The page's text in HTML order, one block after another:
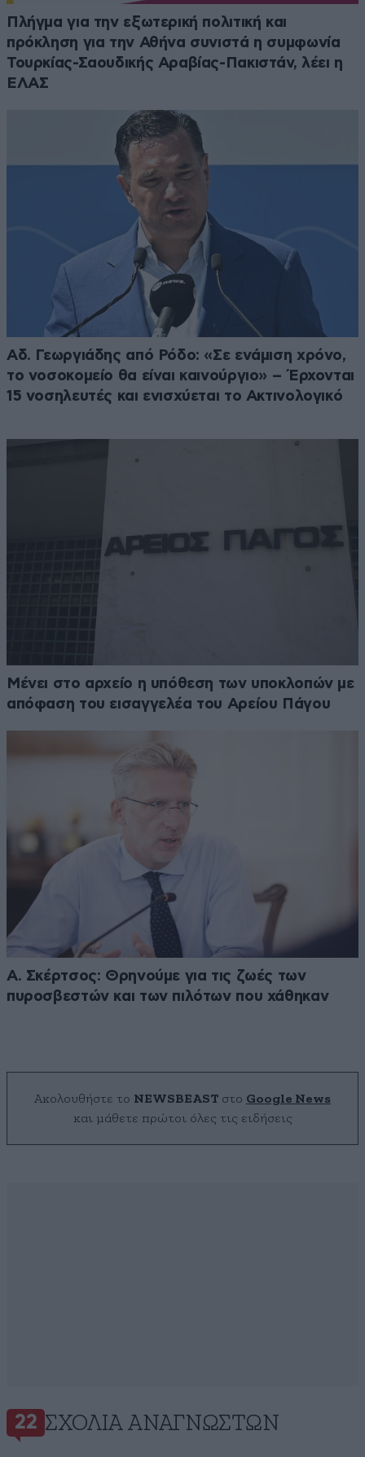
Πλήγμα για την εξωτερική πολιτική και
πρόκληση για την Αθήνα συνιστά η συμφωνία
Τουρκίας-Σαουδικής Αραβίας-Πακιστάν, λέει η
ΕΛΑΣ
Αδ. Γεωργιάδης από Ρόδο: «Σε ενάμιση χρόνο,
το νοσοκομείο θα είναι καινούργιο» – Έρχονται
15 νοσηλευτές και ενισχύεται το Ακτινολογικό
Μένει στο αρχείο η υπόθεση των υποκλοπών με
απόφαση του εισαγγελέα του Αρείου Πάγου
Α. Σκέρτσος: Θρηνούμε για τις ζωές των
πυροσβεστών και των πιλότων που χάθηκαν
Ακολουθήστε το NEWSBEAST στο Google News
και μάθετε πρώτοι όλες τις ειδήσεις
22 ΣΧΌΛΙΑ ΑΝΑΓΝΩΣΤΏΝ